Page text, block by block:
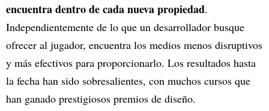
encuentra dentro de cada nueva propiedad.
Independientemente de lo que un desarrollador busque
ofrecer al jugador, encuentra los medios menos disruptivos
y más efectivos para proporcionarlo. Los resultados hasta
la fecha han sido sobresalientes, con muchos cursos que
han ganado prestigiosos premios de diseño.